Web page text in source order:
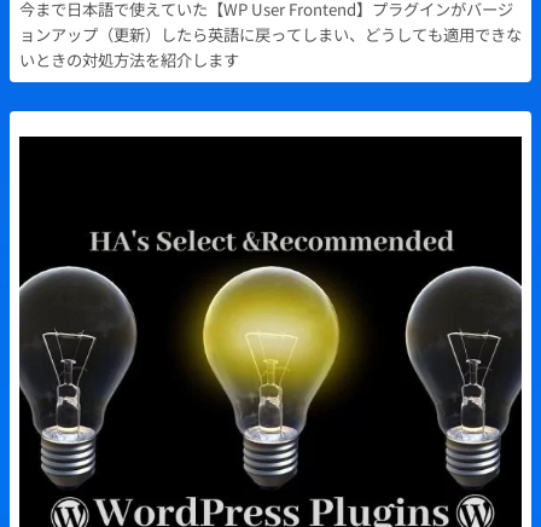
今まで日本語で使えていた【WP User Frontend】プラグインがバージ
ョンアップ（更新）したら英語に戻ってしまい、どうしても適用できな
いときの対処方法を紹介します